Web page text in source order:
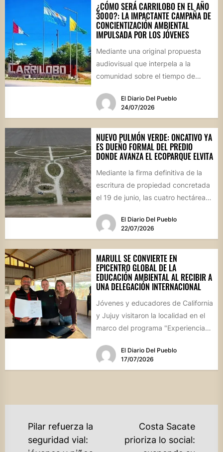
¿CÓMO SERÁ CARRILOBO EN EL AÑO
3000?: LA IMPACTANTE CAMPAÑA DE
CONCIENTIZACIÓN AMBIENTAL
IMPULSADA POR LOS JÓVENES
Mediante una original propuesta
audiovisual que interpela a la
comunidad sobre el tiempo de
Consejo...El Diario Del Pueblo
24/07/2026
NUEVO PULMÓN VERDE: ONCATIVO YA
ES DUEÑO FORMAL DEL PREDIO
DONDE AVANZA EL ECOPARQUE ELVITA
Mediante la firma definitiva de la
escritura de propiedad concretada
el 19 de junio, las cuatro hectáreas
El Diario Del Pueblo
22/07/2026
MARULL SE CONVIERTE EN
EPICENTRO GLOBAL DE LA
EDUCACIÓN AMBIENTAL AL RECIBIR A
UNA DELEGACIÓN INTERNACIONAL
Jóvenes y educadores de California
y Jujuy visitaron la localidad en el
marco del programa "Experiencia
El Diario Del Pueblo
17/07/2026
NAVEGACIÓN
Pilar refuerza la
seguridad vial:
Costa Sacate
prioriza lo social: